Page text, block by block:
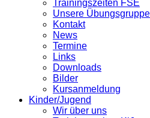
Trainingszeiten FSE
Unsere
Kontakt
News
Termine
Links
Downloads
Bilder
Kursanmeldung
Kinder/Jugend
Wir über uns